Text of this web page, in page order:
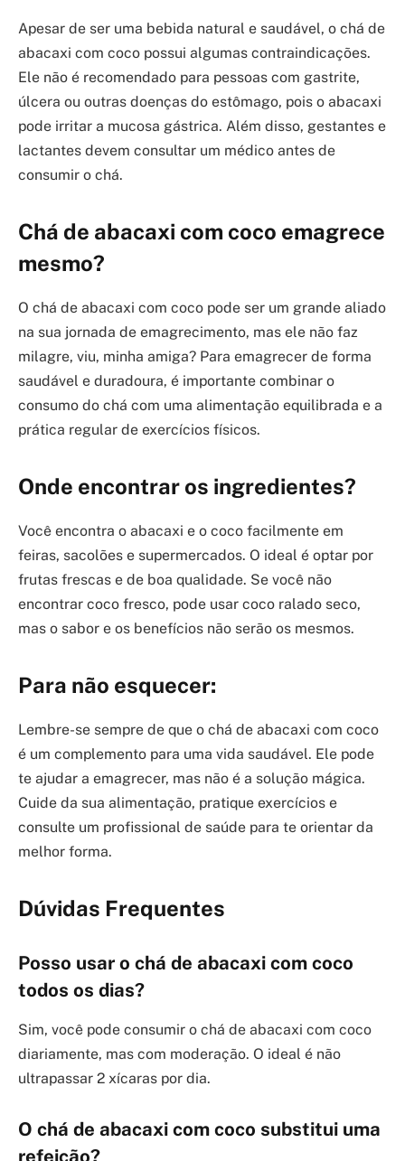
Apesar de ser uma bebida natural e saudável, o chá de
abacaxi com coco possui algumas contraindicações.
Ele não é recomendado para pessoas com gastrite,
úlcera ou outras doenças do estômago, pois o abacaxi
pode irritar a mucosa gástrica. Além disso, gestantes e
lactantes devem consultar um médico antes de
consumir o chá.
Chá de abacaxi com coco emagrece
mesmo?
O chá de abacaxi com coco pode ser um grande aliado
na sua jornada de emagrecimento, mas ele não faz
milagre, viu, minha amiga? Para emagrecer de forma
saudável e duradoura, é importante combinar o
consumo do chá com uma alimentação equilibrada e a
prática regular de exercícios físicos.
Onde encontrar os ingredientes?
Você encontra o abacaxi e o coco facilmente em
feiras, sacolões e supermercados. O ideal é optar por
frutas frescas e de boa qualidade. Se você não
encontrar coco fresco, pode usar coco ralado seco,
mas o sabor e os benefícios não serão os mesmos.
Para não esquecer:
Lembre-se sempre de que o chá de abacaxi com coco
é um complemento para uma vida saudável. Ele pode
te ajudar a emagrecer, mas não é a solução mágica.
Cuide da sua alimentação, pratique exercícios e
consulte um profissional de saúde para te orientar da
melhor forma.
Dúvidas Frequentes
Posso usar o chá de abacaxi com coco
todos os dias?
Sim, você pode consumir o chá de abacaxi com coco
diariamente, mas com moderação. O ideal é não
ultrapassar 2 xícaras por dia.
O chá de abacaxi com coco substitui uma
refeição?